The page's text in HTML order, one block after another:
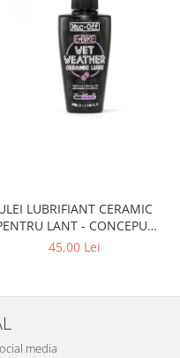
LUBRIFIANT CERAMIC
LANT - CONCEPUT
SPECIAL PENTRU BICICLETE
45,00 Lei
media